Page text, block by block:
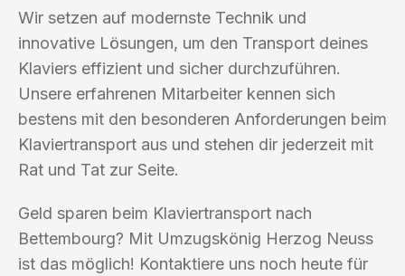
Wir setzen auf modernste Technik und
innovative Lösungen, um den Transport deines
Klaviers effizient und sicher durchzuführen.
Unsere erfahrenen Mitarbeiter kennen sich
bestens mit den besonderen Anforderungen beim
Klaviertransport aus und stehen dir jederzeit mit
Rat und Tat zur Seite.
Geld sparen beim Klaviertransport nach
Bettembourg? Mit Umzugskönig Herzog Neuss
ist das möglich! Kontaktiere uns noch heute für